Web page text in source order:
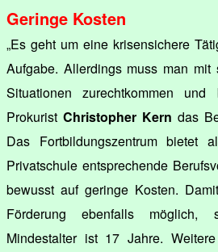
Geringe Kosten
„Es geht um eine krisensichere
Aufgabe. Allerdings muss man mit
Situationen zurechtkommen und
Prokurist Christopher Kern das
Das Fortbildungszentrum bietet
Privatschule entsprechende
bewusst auf geringe Kosten.
Förderung ebenfalls möglich,
Mindestalter ist 17 Jahre.